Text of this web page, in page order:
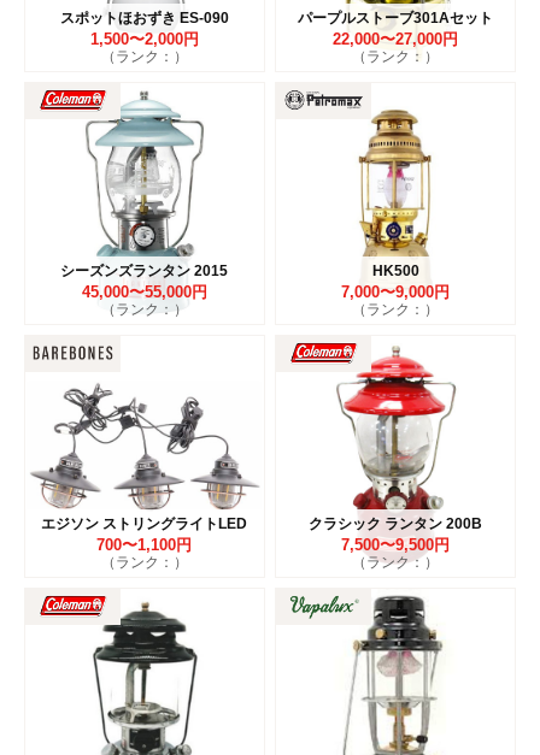
スポットほおずき ES-090
1,500〜2,000円
（ランク：）
パープルストーブ301Aセット
22,000〜27,000円
（ランク：）
シーズンズランタン 2015
45,000〜55,000円
（ランク：）
HK500
7,000〜9,000円
（ランク：）
エジソン ストリングライトLED
700〜1,100円
（ランク：）
クラシック ランタン 200B
7,500〜9,500円
（ランク：）